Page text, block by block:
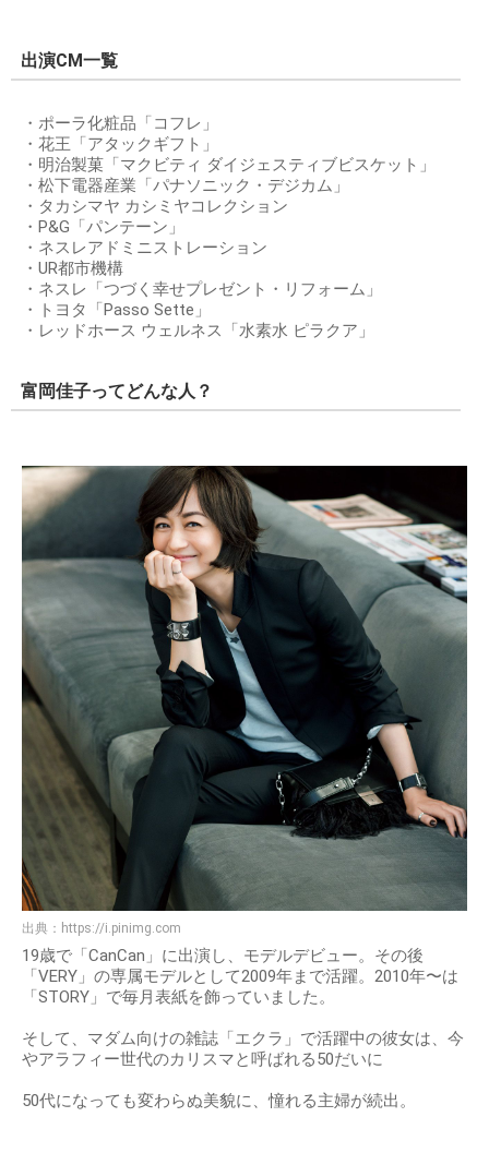
出演CM一覧
・ポーラ化粧品「コフレ」
・花王「アタックギフト」
・明治製菓「マクビティ ダイジェスティブビスケット」
・松下電器産業「パナソニック・デジカム」
・タカシマヤ カシミヤコレクション
・P&G「パンテーン」
・ネスレアドミニストレーション
・UR都市機構
・ネスレ「つづく幸せプレゼント・リフォーム」
・トヨタ「Passo Sette」
・レッドホース ウェルネス「水素水 ピラクア」
富岡佳子ってどんな人？
出典： https://i.pinimg.com
19歳で「CanCan」に出演し、モデルデビュー。その後
「VERY」の専属モデルとして2009年まで活躍。2010年〜は
「STORY」で毎月表紙を飾っていました。
そして、マダム向けの雑誌「エクラ」で活躍中の彼女は、今
やアラフィー世代のカリスマと呼ばれる50だいに
50代になっても変わらぬ美貌に、憧れる主婦が続出。